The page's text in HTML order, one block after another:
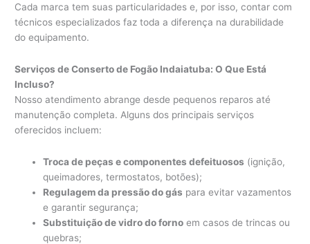
Cada marca tem suas particularidades e, por isso, contar com
técnicos especializados faz toda a diferença na durabilidade
do equipamento.
Serviços de Conserto de Fogão Indaiatuba: O Que Está
Incluso?
Nosso atendimento abrange desde pequenos reparos até
manutenção completa. Alguns dos principais serviços
oferecidos incluem:
Troca de peças e componentes defeituosos (ignição,
queimadores, termostatos, botões);
Regulagem da pressão do gás para evitar vazamentos
e garantir segurança;
Substituição de vidro do forno em casos de trincas ou
quebras;